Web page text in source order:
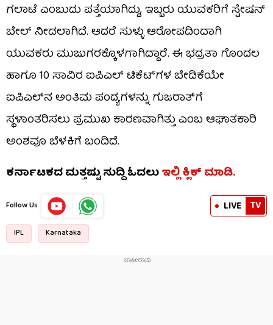
ಗಲಾಟೆ ಎಂಬುದು ಪತ್ತೆಯಾಗಿದ್ದು, ಇಬ್ಬರು ಯುವಕರಿಗೆ ಸ್ಟೇಷನ್
ಬೇಲ್ ನೀಡಲಾಗಿದೆ. ಆದರೆ ಸುಳ್ಳು ಆರೋಪದಿಂದಾಗಿ
ಯುವಕರು ಮುಜುಗರಕ್ಕೊಳಗಾಗಿದ್ದಾರೆ. ಈ ಭದ್ರತಾ ಗೊಂದಲ
ಹಾಗೂ 10 ಸಾವಿರ ಐಪಿಎಲ್ ಟಿಕೆಟ್‌ಗಳ ಬೇಡಿಕೆಯೇ
ಐಪಿಎಲ್‌ನ ಅಂತಿಮ ಪಂದ್ಯಗಳನ್ನು ಗುಜರಾತ್‌ಗೆ
ಸ್ಥಳಾಂತರಿಸಲು ಪ್ರಮುಖ ಕಾರಣವಾಗಿತ್ತು ಎಂಬ ಆಘಾತಕಾರಿ
ಅಂಶವೂ ಬೆಳಕಿಗೆ ಬಂದಿದೆ.
ಕರ್ನಾಟಕದ ಮತ್ತಷ್ಟು ಸುದ್ದಿ ಓದಲುಇಲ್ಲಿ ಕ್ಲಿಕ್​​ ಮಾಡಿ.
Follow Us LIVE TV
IPL Karnataka